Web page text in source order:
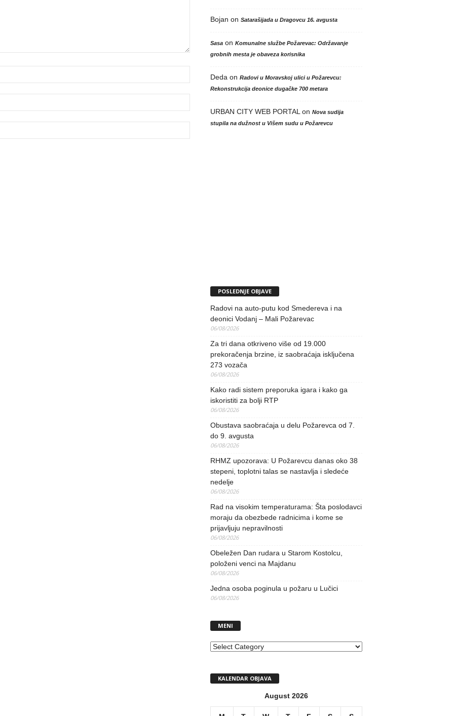
Bojan on Satarašijada u Dragovcu 16. avgusta
Sasaon Komunalne službe Požarevac: Održavanje
grobnih mesta je obaveza korisnika
Deda on Radovi u Moravskoj ulici u Požarevcu:
Rekonstrukcija deonice dugačke 700 metara
URBAN CITY WEB PORTAL on Nova sudija
stupila na dužnost u Višem sudu u Požarevcu
POSLEDNJE OBJAVE
Radovi na auto-putu kod Smedereva i na
deonici Vodanj – Mali Požarevac
06/08/2026
Za tri dana otkriveno više od 19.000
prekoračenja brzine, iz saobraćaja isključena
273 vozača
06/08/2026
Kako radi sistem preporuka igara i kako ga
iskoristiti za bolji RTP
06/08/2026
Obustava saobraćaja u delu Požarevca od 7.
do 9. avgusta
06/08/2026
RHMZ upozorava: U Požarevcu danas oko 38
stepeni, toplotni talas se nastavlja i sledeće
nedelje
06/08/2026
Rad na visokim temperaturama: Šta poslodavci
moraju da obezbede radnicima i kome se
prijavljuju nepravilnosti
06/08/2026
Obeležen Dan rudara u Starom Kostolcu,
položeni venci na Majdanu
06/08/2026
Jedna osoba poginula u požaru u Lučici
06/08/2026
MENI
MENI
KALENDAR OBJAVA
August 2026